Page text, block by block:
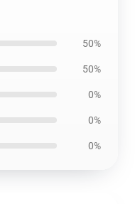
50%
50%
0%
0%
0%